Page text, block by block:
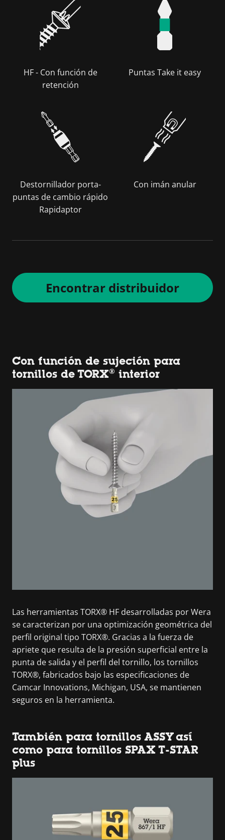
HF - Con función de
retención
Puntas Take it easy
Destornillador porta-
puntas de cambio rápido
Rapidaptor
Con imán anular
Encontrar distribuidor
Con función de sujeción para
tornillos de TORX® interior
Las herramientas TORX® HF desarrolladas por Wera
se caracterizan por una optimización geométrica del
perfil original tipo TORX®. Gracias a la fuerza de
apriete que resulta de la presión superficial entre la
punta de salida y el perfil del tornillo, los tornillos
TORX®, fabricados bajo las especificaciones de
Camcar Innovations, Michigan, USA, se mantienen
seguros en la herramienta.
También para tornillos ASSY así
como para tornillos SPAX T-STAR
plus